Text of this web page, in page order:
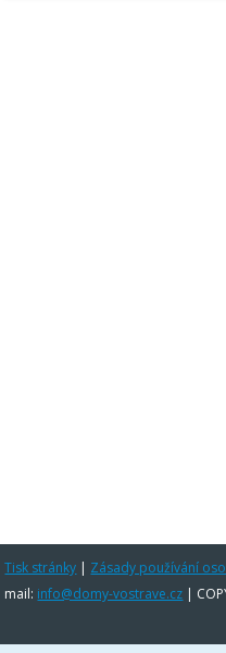
Tisk stránky | Zásady používání
mail: info@domy-vostrave.cz |